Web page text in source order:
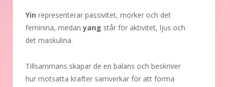
Yin representerar passivitet, mörker och det
feminina, medanyang står för aktivitet, ljus och
det maskulina.
Tillsammans skapar de en balans och beskriver
hur motsatta krafter samverkar för att forma